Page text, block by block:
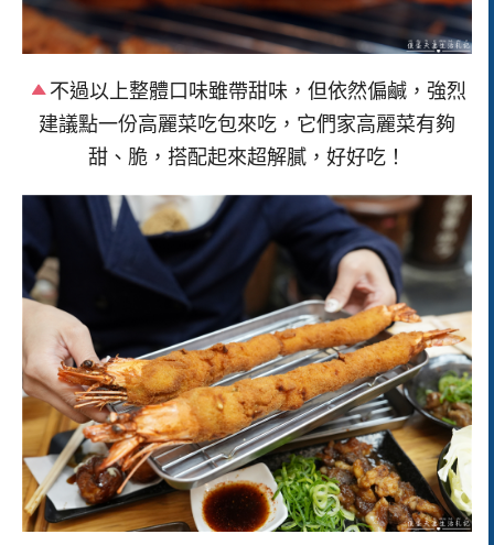
不過以上整體口味雖帶甜味，但依然偏鹹，強烈
建議點一份高麗菜吃包來吃，它們家高麗菜有夠
甜、脆，搭配起來超解膩，好好吃！